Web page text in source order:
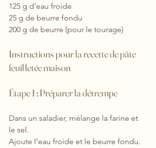
125 g d’eau froide
25 g de beurre fondu
200 g de beurre (pour le tourage)
Instructions pour la recette de pâte
feuilletée maison
Étape 1 : Préparer la détrempe
Dans un saladier, mélange la farine et
le sel.
Ajoute l’eau froide et le beurre fondu.